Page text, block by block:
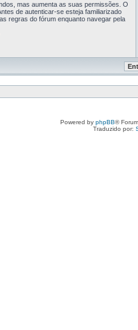
mas aumenta as suas permissões. O
de autenticar-se esteja familiarizado
regras do fórum enquanto navegar pela
Powered by phpBB®
Traduzido por: